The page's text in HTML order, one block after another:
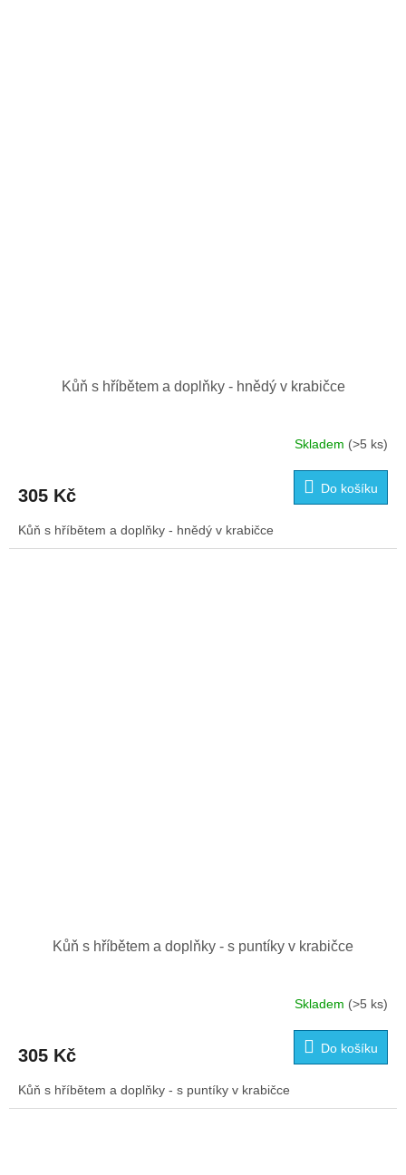
Kůň s hříbětem a doplňky - hnědý v krabičce
Skladem (>5 ks)
305 Kč Do košíku
Kůň s hříbětem a doplňky - hnědý v krabičce
Kůň s hříbětem a doplňky - s puntíky v krabičce
Skladem (>5 ks)
305 Kč Do košíku
Kůň s hříbětem a doplňky - s puntíky v krabičce